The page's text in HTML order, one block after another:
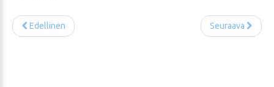
Edellinen Seuraava